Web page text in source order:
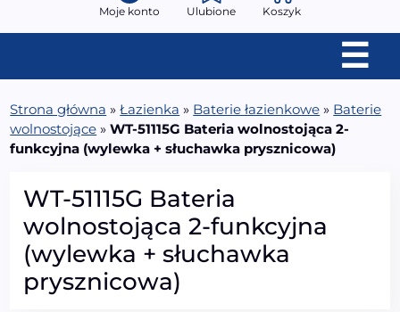
Moje konto Ulubione
Koszyk
☰
Strona główna »Łazienka » Baterie łazienkowe » Baterie
wolnostojące »WT-51115G Bateria wolnostojąca 2-
funkcyjna (wylewka + słuchawka prysznicowa)
WT-51115G Bateria
wolnostojąca 2-funkcyjna
(wylewka + słuchawka
prysznicowa)